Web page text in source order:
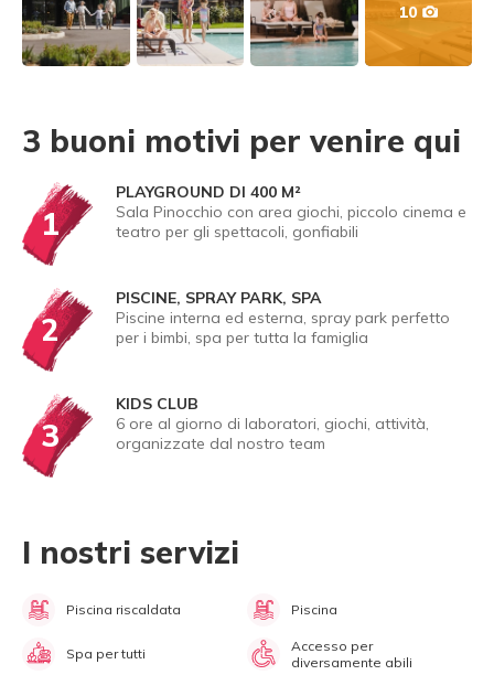
10
3 buoni motivi per venire qui
1
PLAYGROUND DI 400 M²
Sala Pinocchio con area giochi, piccolo cinema e
teatro per gli spettacoli, gonfiabili
2
PISCINE, SPRAY PARK, SPA
Piscine interna ed esterna, spray park perfetto
per i bimbi, spa per tutta la famiglia
3
KIDS CLUB
6 ore al giorno di laboratori, giochi, attività,
organizzate dal nostro team
I nostri servizi
Piscina riscaldata Piscina
Spa per tutti
Accesso per
diversamente abili